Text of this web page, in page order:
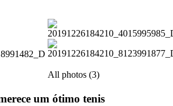
All photos (3)
um ótimo tenis